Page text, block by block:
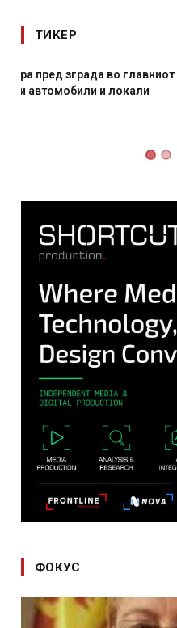
ТИКЕР
И Данска се
месечна воена
ФОКУС